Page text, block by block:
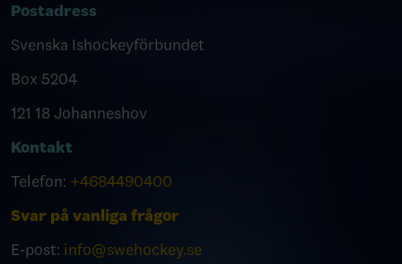
Postadress
Svenska Ishockeyförbundet
Box 5204
121 18 Johanneshov
Kontakt
Telefon: +4684490400
Svar på vanliga frågor
E-post: info@swehockey.se